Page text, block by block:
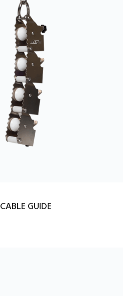
CABLE GUIDE